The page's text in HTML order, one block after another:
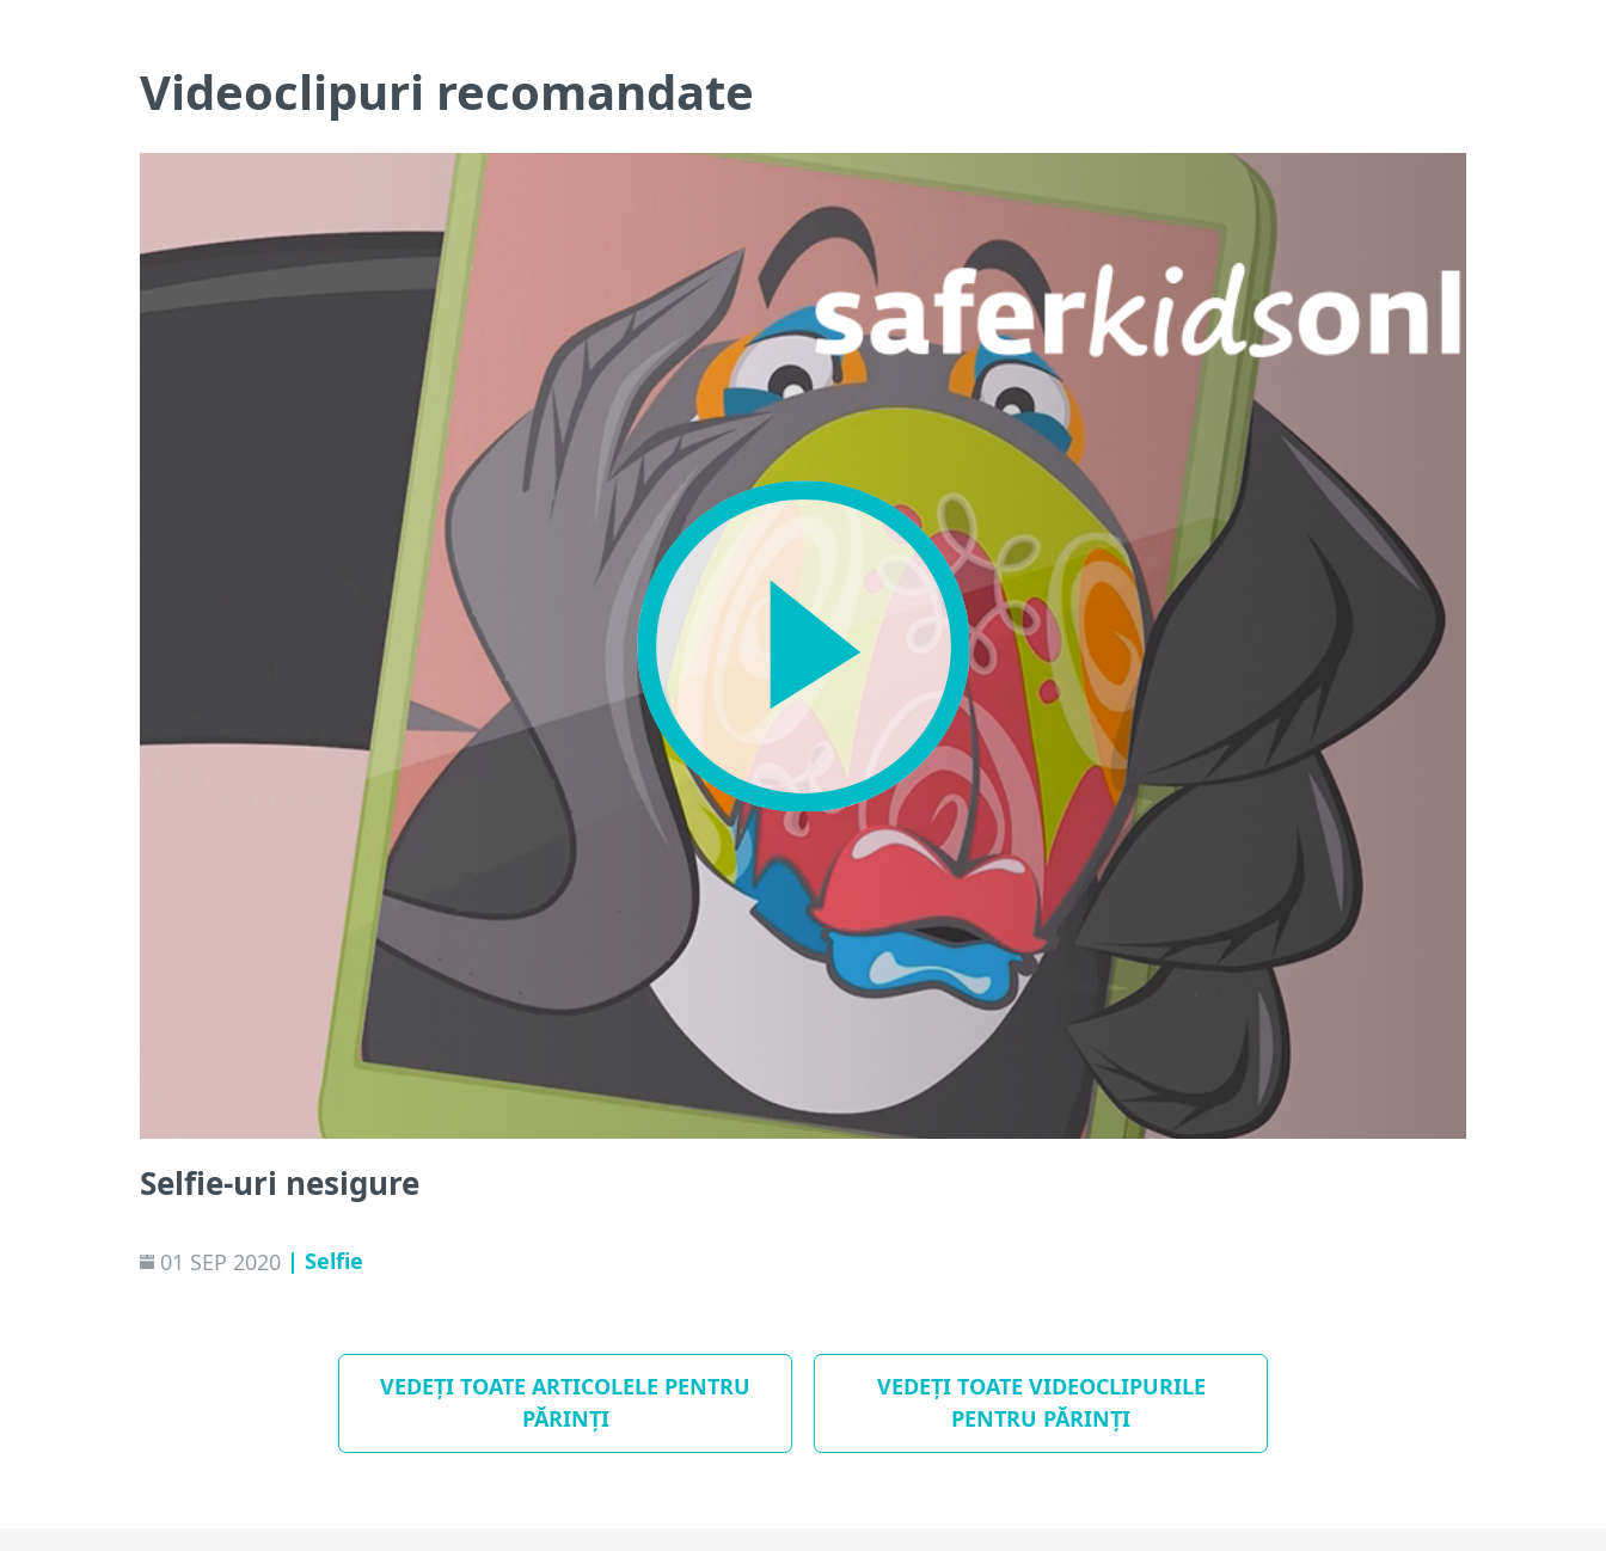
Videoclipuri recomandate
Selfie-uri nesigure
01 SEP 2020 | Selfie
VEDEȚI TOATE ARTICOLELE PENTRU
PĂRINȚI
VEDEȚI TOATE VIDEOCLIPURILE
PENTRU PĂRINȚI